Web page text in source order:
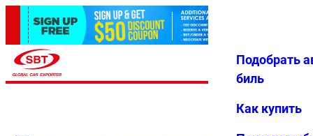
Избранн
Меню
Подобрать
биль
Как купить